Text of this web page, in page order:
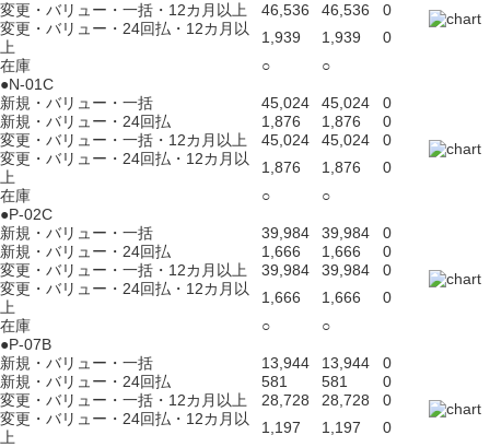
変更・バリュー・一括・12カ月以上
46,536 46,536
0
変更・バリュー・24回払・12カ月以
上
1,939 1,939
0
在庫
○
○
●N-01C
新規・バリュー・一括
45,024 45,024
0
新規・バリュー・24回払
1,876 1,876
0
変更・バリュー・一括・12カ月以上
45,024 45,024
0
変更・バリュー・24回払・12カ月以
上
1,876 1,876
0
在庫
○
○
●P-02C
新規・バリュー・一括
39,984 39,984
0
新規・バリュー・24回払
1,666 1,666
0
変更・バリュー・一括・12カ月以上
39,984 39,984
0
変更・バリュー・24回払・12カ月以
上
1,666 1,666
0
在庫
○
○
●P-07B
新規・バリュー・一括
13,944 13,944
0
新規・バリュー・24回払
581 581
0
変更・バリュー・一括・12カ月以上
28,728 28,728
0
変更・バリュー・24回払・12カ月以
上
1,197 1,197
0